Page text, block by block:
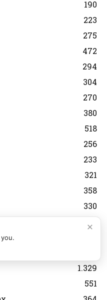
190
223
275
472
294
304
270
380
518
256
233
321
358
330
1.329
551
×